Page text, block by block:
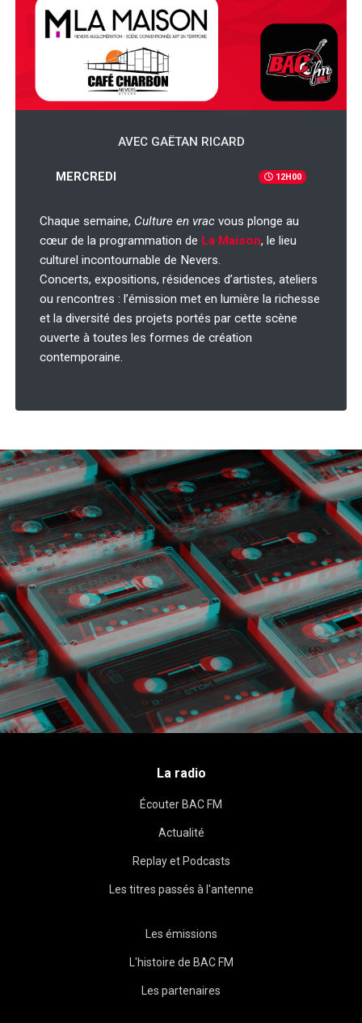
AVEC GAËTAN RICARD
MERCREDI 12H00
Chaque semaine, Culture en vrac vous plonge au
cœur de la programmation de La Maison, le lieu
culturel incontournable de Nevers.
Concerts, expositions, résidences d’artistes, ateliers
ou rencontres : l’émission met en lumière la richesse
et la diversité des projets portés par cette scène
ouverte à toutes les formes de création
contemporaine.
La radio
Écouter BAC FM
Actualité
Replay et Podcasts
Les titres passés à l'antenne
Les émissions
L'histoire de BAC FM
Les partenaires